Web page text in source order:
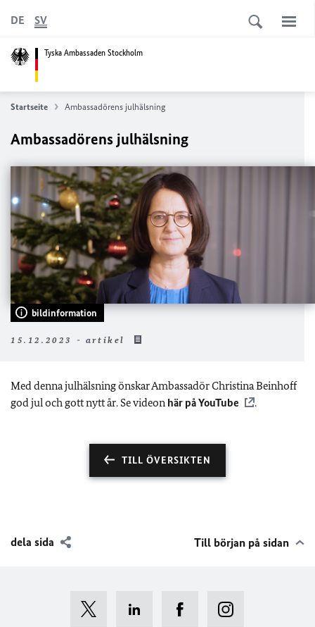
Tyska Ambassaden Stockholm
DE SV
Startseite Ambassadörens julhälsning
Ambassadörens julhälsning
bildinformation
15.12.2023 - artikel
Med denna julhälsning önskar Ambassadör Christina Beinhoff
god jul och gott nytt år. Se videon här på YouTube .
TILL ÖVERSIKTEN
dela sida Till början på sidan